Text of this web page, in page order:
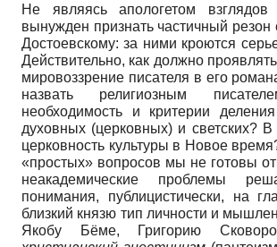
Не являясь апологетом
вынужден признать частичный резон
Достоевскому: за ними кроются
Действительно, как должно
мировоззрение писателя в его
назвать религиозным
необходимость и критерии
духовных (церковных) и светских?
церковность культуры в Новое
«простых» вопросов мы не готовы
неакадемические проблемы
понимания, публицистически, на
близкий князю тип личности и
Якобу Бёме, Григорию